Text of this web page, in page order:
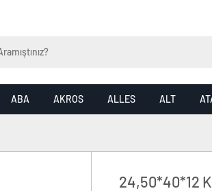
ABA AKROS ALLES ALT
24,50*40*12